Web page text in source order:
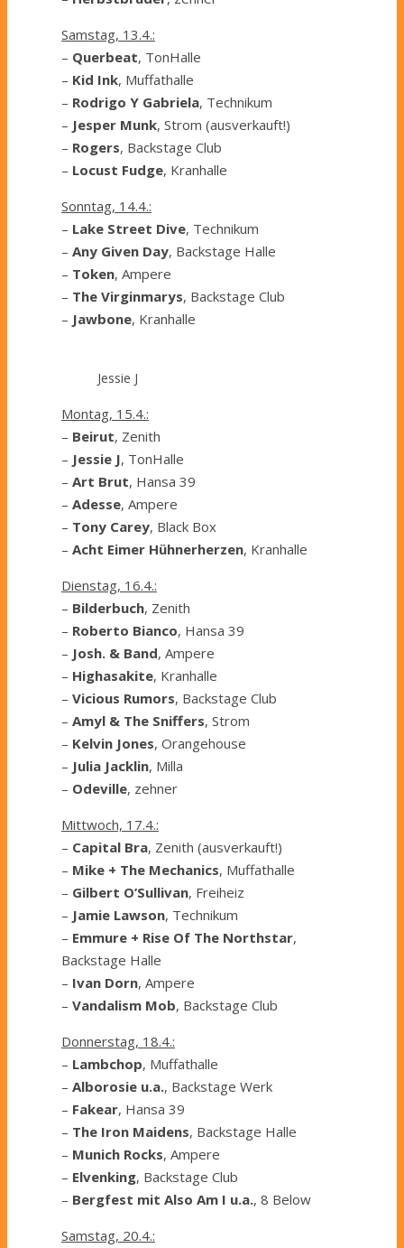
Samstag, 13.4.:
– Querbeat, TonHalle
– Kid Ink, Muffathalle
– Rodrigo Y Gabriela, Technikum
– Jesper Munk, Strom (ausverkauft!)
– Rogers, Backstage Club
– Locust Fudge, Kranhalle
Sonntag, 14.4.:
– Lake Street Dive, Technikum
– Any Given Day, Backstage Halle
– Token, Ampere
– The Virginmarys, Backstage Club
– Jawbone, Kranhalle
Jessie J
Montag, 15.4.:
– Beirut, Zenith
– Jessie J, TonHalle
– Art Brut, Hansa 39
– Adesse, Ampere
– Tony Carey, Black Box
– Acht Eimer Hühnerherzen, Kranhalle
Dienstag, 16.4.:
– Bilderbuch, Zenith
– Roberto Bianco, Hansa 39
– Josh. & Band, Ampere
– Highasakite, Kranhalle
– Vicious Rumors, Backstage Club
– Amyl & The Sniffers, Strom
– Kelvin Jones, Orangehouse
– Julia Jacklin, Milla
– Odeville, zehner
Mittwoch, 17.4.:
– Capital Bra, Zenith (ausverkauft!)
– Mike + The Mechanics, Muffathalle
– Gilbert O’Sullivan, Freiheiz
– Jamie Lawson, Technikum
– Emmure + Rise Of The Northstar,
Backstage Halle
– Ivan Dorn, Ampere
– Vandalism Mob, Backstage Club
Donnerstag, 18.4.:
– Lambchop, Muffathalle
– Alborosie u.a., Backstage Werk
– Fakear, Hansa 39
– The Iron Maidens, Backstage Halle
– Munich Rocks, Ampere
– Elvenking, Backstage Club
– Bergfest mit Also Am I u.a., 8 Below
Samstag, 20.4.: